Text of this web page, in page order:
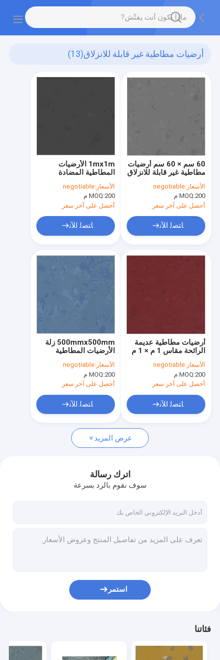
أرضيات مطاطية غير قابلة للانزلاق(13)
1mx1m الأرضيات
المطاطية المضادة
للانزلاق
الأسعار:negotiable
MOQ:200 م
أحصل على آخر سعر
ﺎﺘﺼﻟ ﺍﻶﻧ
60 سم × 60 سم أرضيات
مطاطية غير قابلة للانزلاق
الأسعار:negotiable
MOQ:200 م
أحصل على آخر سعر
ﺎﺘﺼﻟ ﺍﻶﻧ
500mmx500mm زلة
الأرضيات المطاطية
المقاومة
الأسعار:negotiable
MOQ:200 م
أحصل على آخر سعر
ﺎﺘﺼﻟ ﺍﻶﻧ
أرضيات مطاطية عديمة
الرائحة مقاس 1 م × 1 م
للمشاهد الداخلية
الأسعار:negotiable
MOQ:200 م
أحصل على آخر سعر
ﺎﺘﺼﻟ ﺍﻶﻧ
عرض المزيد
اترك رسالة
سوف نقوم بالرد بسرعة
استمر
فئاتنا